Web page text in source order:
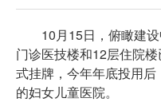
10月15日，俯瞰建设
门诊医技楼和12层住院
式挂牌，今年年底投用
的妇女儿童医院。